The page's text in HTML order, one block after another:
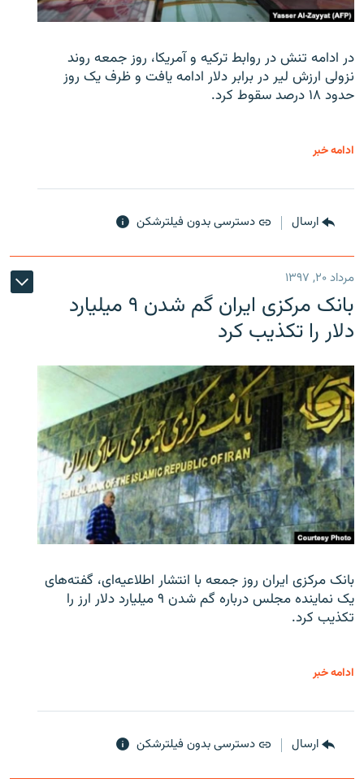
در ادامه تنش در روابط ترکیه و آمریکا، روز جمعه روند
نزولی ارزش لیر در برابر دلار ادامه یافت و ظرف یک روز
حدود ۱۸ درصد سقوط کرد.
ادامه خبر
ارسال دسترسی بدون فیلترشکن
مرداد ۲۰, ۱۳۹۷
بانک مرکزی ایران گم شدن ۹ میلیارد
دلار را تکذیب کرد
بانک مرکزی ایران روز جمعه با انتشار اطلاعیه‌ای، گفته‌های
یک نماینده مجلس درباره گم شدن ۹ میلیارد دلار ارز را
تکذیب کرد.
ادامه خبر
ارسال دسترسی بدون فیلترشکن